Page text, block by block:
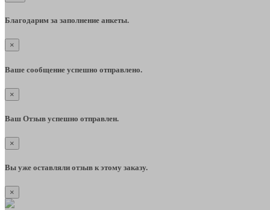
Благодарим за заполнение анкеты.
×
Ваше сообщение успешно отправлено.
×
Ваш Отзыв успешно отправлен.
×
Вы уже оставляли отзыв к этому заказу.
×